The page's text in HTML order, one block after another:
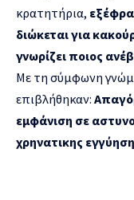
κρατητήρια,
διώκεται για
γνωρίζει ποιος
Με τη σύμφωνη
επιβλήθηκαν:
εμφάνιση σε
χρηνατικης